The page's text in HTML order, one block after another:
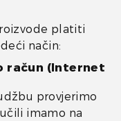
platiti
način:
račun (Internet
provjerimo
imamo na